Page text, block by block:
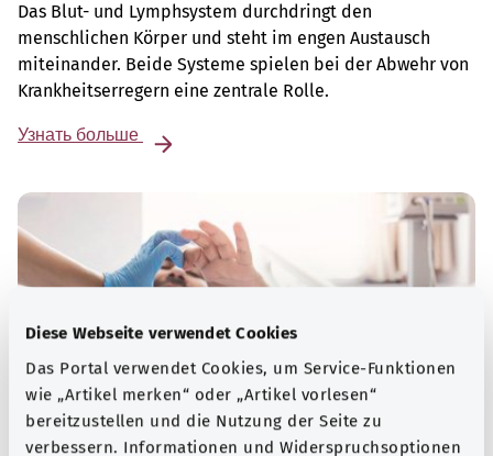
Diese Webseite verwendet Cookies
Das Portal verwendet Cookies, um Service-Funktionen
wie „Artikel merken“ oder „Artikel vorlesen“
bereitzustellen und die Nutzung der Seite zu
verbessern. Informationen und Widerspruchsoptionen
Das Blut- und Lymphsystem durchdringt den
menschlichen Körper und steht im engen Austausch
miteinander. Beide Systeme spielen bei der Abwehr von
Krankheitserregern eine zentrale Rolle.
Узнать больше